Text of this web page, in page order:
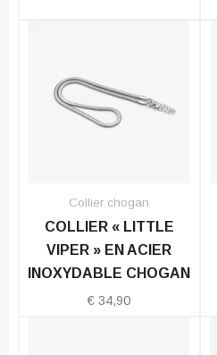
Collier chogan
COLLIER « LITTLE
VIPER » EN ACIER
INOXYDABLE CHOGAN
€ 34,90